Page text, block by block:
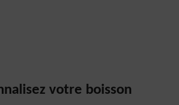
votre boisson